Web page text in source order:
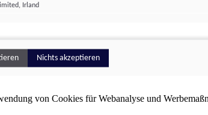
von Cookies für Webanalyse und
Irland
Nichts akzeptieren